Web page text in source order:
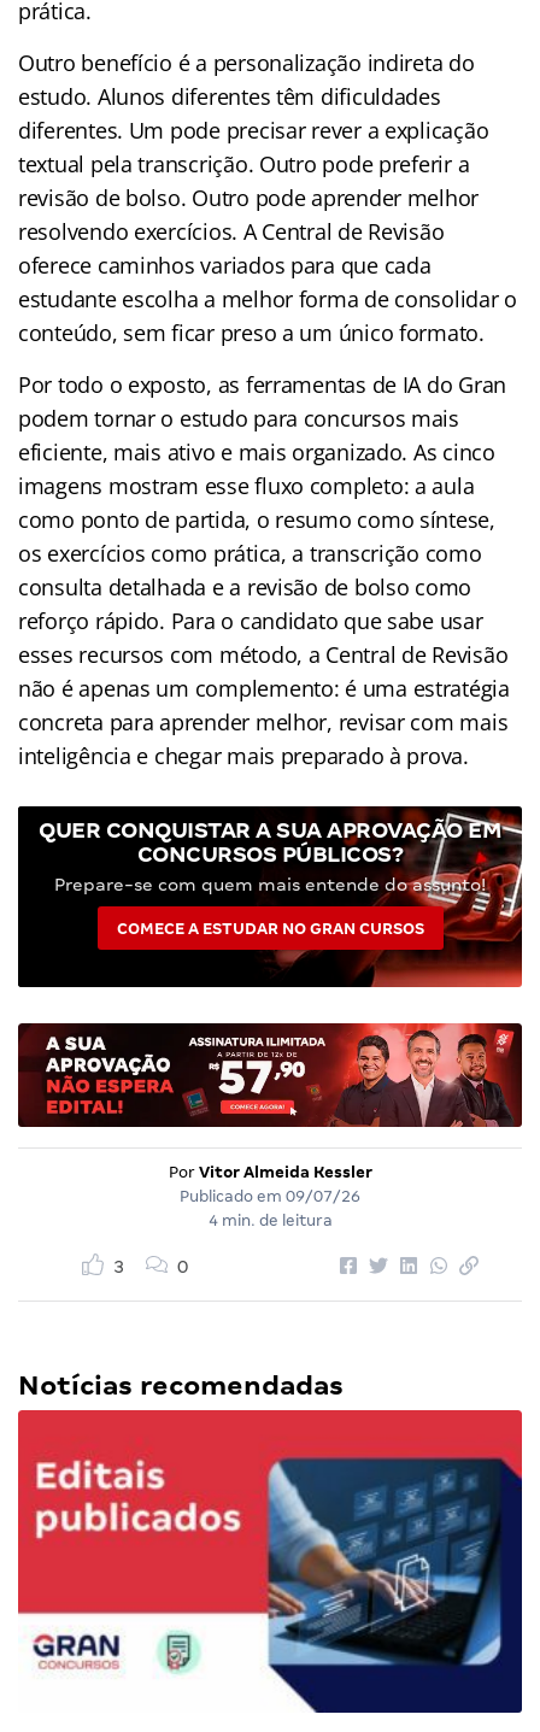
prática.
Outro benefício é a personalização indireta do
estudo. Alunos diferentes têm dificuldades
diferentes. Um pode precisar rever a explicação
textual pela transcrição. Outro pode preferir a
revisão de bolso. Outro pode aprender melhor
resolvendo exercícios. A Central de Revisão
oferece caminhos variados para que cada
estudante escolha a melhor forma de consolidar o
conteúdo, sem ficar preso a um único formato.
Por todo o exposto, as ferramentas de IA do Gran
podem tornar o estudo para concursos mais
eficiente, mais ativo e mais organizado. As cinco
imagens mostram esse fluxo completo: a aula
como ponto de partida, o resumo como síntese,
os exercícios como prática, a transcrição como
consulta detalhada e a revisão de bolso como
reforço rápido. Para o candidato que sabe usar
esses recursos com método, a Central de Revisão
não é apenas um complemento: é uma estratégia
concreta para aprender melhor, revisar com mais
inteligência e chegar mais preparado à prova.
QUER CONQUISTAR A SUA APROVAÇÃO EM
CONCURSOS PÚBLICOS?
Prepare-se com quem mais entende do assunto!
COMECE A ESTUDAR NO GRAN CURSOS
Por Vitor Almeida Kessler
Publicado em 09/07/26
4 min. de leitura
3 0
Notícias recomendadas